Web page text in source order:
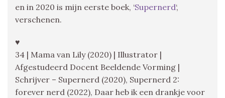
en in 2020 is mijn eerste boek, ‘Supernerd‘,
verschenen.
♥
34 | Mama van Lily (2020) | Illustrator |
Afgestudeerd Docent Beeldende Vorming |
Schrijver – Supernerd (2020), Supernerd 2:
forever nerd (2022), Daar heb ik een drankje voor